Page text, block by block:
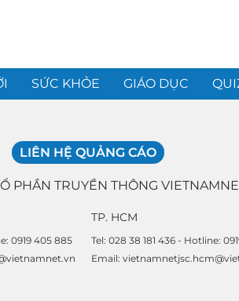
SỨC KHỎE GIÁO DỤC
LIÊN HỆ QUẢNG CÁO
PHẦN TRUYỀN THÔNG
0919 405 885
TP. HCM
Tel: 028 38 181 436 - Hotline:
Email: